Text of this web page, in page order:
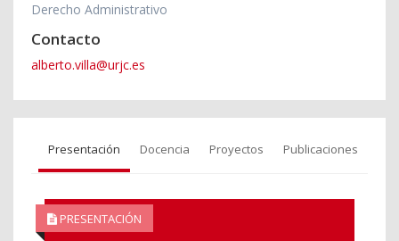
Derecho Administrativo
Contacto
alberto.villa@urjc.es
Presentación Docencia Proyectos Publicaciones
PRESENTACIÓN